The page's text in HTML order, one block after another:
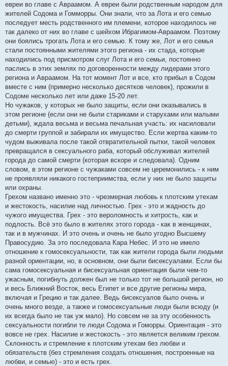
евреи во главе с Авраамом. А евреи были родственным народом для
жителей Содома и Гомморры. Они знали, что за Лота и его семью
последует месть родственного им племени, которое находилось не
так далеко от них во главе с шейхом Ибрагимом-Авраамом. Поэтому
они боялись трогать Лота и его семью. К тому же, Лот и его семья
стали постоянными жителями этого региона - их стада, которые
находились под присмотром слуг Лота и его семьи, постоянно
паслись в этих землях по договоренности между лидерами этого
региона и Авраамом. На тот момент Лот и все, кто прибыл в Содом
вместе с ним (примерно несколько десятков человек), прожили в
Содоме несколько лет или даже 15-20 лет.
Но чужаков, у которых не было защиты, если они оказывались в
этом регионе (если они не были стариками и старухами или малыми
детьми), ждала весьма и весьма печальная участь: их насиловали
до смерти группой и забирали их имущество. Если жертва каким-то
чудом выживала после такой отвратительной пытки, такой человек
превращался в сексуального раба, который обслуживал жителей
города до самой смерти (которая вскоре и следовала). Одним
словом, в этом регионе с чужаками совсем не церемонились - к ним
не проявляли никакого гостеприимства, если у них не было защиты
или охраны.
Грехом названо именно это - чрезмерная любовь к плотским утехам
и жестокость, насилие над личностью. Грех - это и жадность до
чужого имущества. Грех - это вероломность и хитрость, как и
подлость. Всё это было в жителях этого города - как в женщинах,
так и в мужчинах. И это очень и очень не было угодно Высшему
Правосудию. За это последовала Кара Небес. И это не имело
отношение к гомосексуальности, так как жители города были людьми
разной ориентации, но, в основном, они были бисексуалами. Если бы
сама гомосексуальная и бисексуальная ориентация были чем-то
ужасным, погибнуть должен был не только тот не большой регион, но
и весь Ближний Восток, весь Египет и все другие регионы мира,
включая и Грецию и так далее. Ведь бисексуалов было очень и
очень много везде, а также и гомосексуальные люди были всюду (и
их всегда было не так уж мало). Но совсем не за эту особенность
сексуальности погибли те люди Содома и Гоморры. Ориентация - это
вовсе не грех. Насилие и жестокость - это является великим грехом.
Склонность и стремление к плотским утехам без любви и
обязательств (без стремления создать отношения, построенные на
любви, и семью) - это и есть грех.